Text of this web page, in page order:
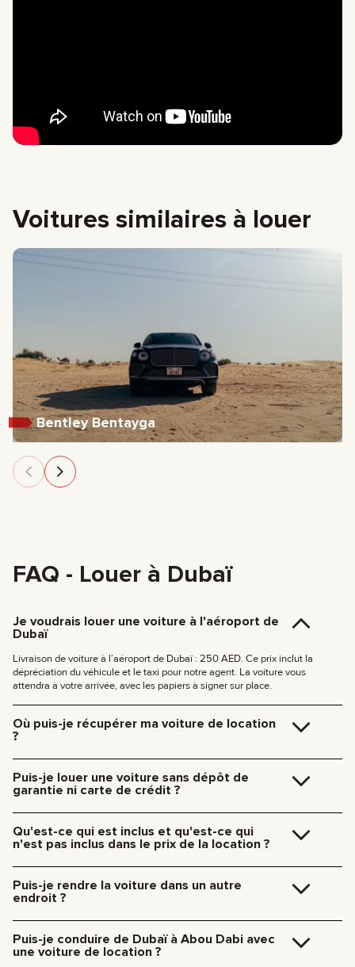
Voitures similaires à louer
Bentley Bentayga
FAQ - Louer à Dubaï
Je voudrais louer une voiture à l'aéroport de
Dubaï
Livraison de voiture à l’aéroport de Dubaï : 250 AED. Ce prix inclut la
dépréciation du véhicule et le taxi pour notre agent. La voiture vous
attendra à votre arrivée, avec les papiers à signer sur place.
Où puis-je récupérer ma voiture de location
?
vous faire livrer à votre hôtel ou à l’aéroport de Dubaï. Notre équipe vous
retrouve à l’endroit de votre choix et s’occupe de toutes les formalités sur
185 AED (+5% TVA) pour une livraison en journée (09:00 – 21:00)
235 AED (+5% TVA) pour une livraison de nuit (21:00 – 09:00)
Puis-je louer une voiture sans dépôt de
garantie ni carte de crédit ?
cryptomonnaie.
Qu'est-ce qui est inclus et qu'est-ce qui
n'est pas inclus dans le prix de la location ?
Les frais supplémentaires comprennent : le carburant, les péages, les
amendes et les kilomètres supplémentaires.
Puis-je rendre la voiture dans un autre
endroit ?
s’en charge, ça coûtera :
185 AED — de 9h00 à 21h00
Puis-je conduire de Dubaï à Abou Dabi avec
une voiture de location ?